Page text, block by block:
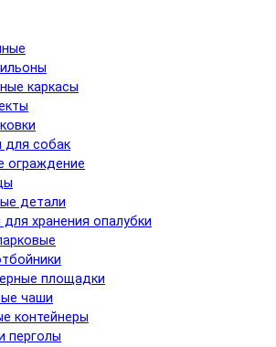
каркасы
для собак
ограждение
детали
хранения опалубки
площадки
чаши
контейнеры
перголы